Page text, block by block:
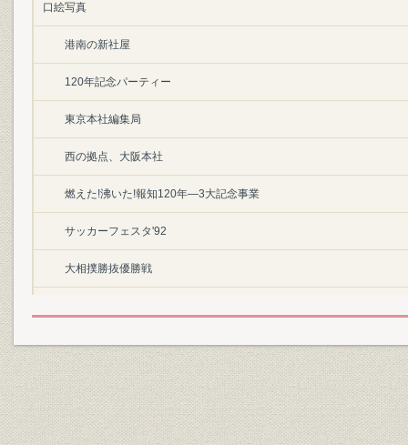
口絵写真
港南の新社屋
120年記念パーティー
東京本社編集局
西の拠点、大阪本社
燃えた!沸いた!報知120年―3大記念事業
サッカーフェスタ'92
大相撲勝抜優勝戦
25万人が走った―青梅報知マラソン
燦と輝け新生巨人、長嶋監督・長鴫一茂・松井秀喜
爆発!ヤングパワー